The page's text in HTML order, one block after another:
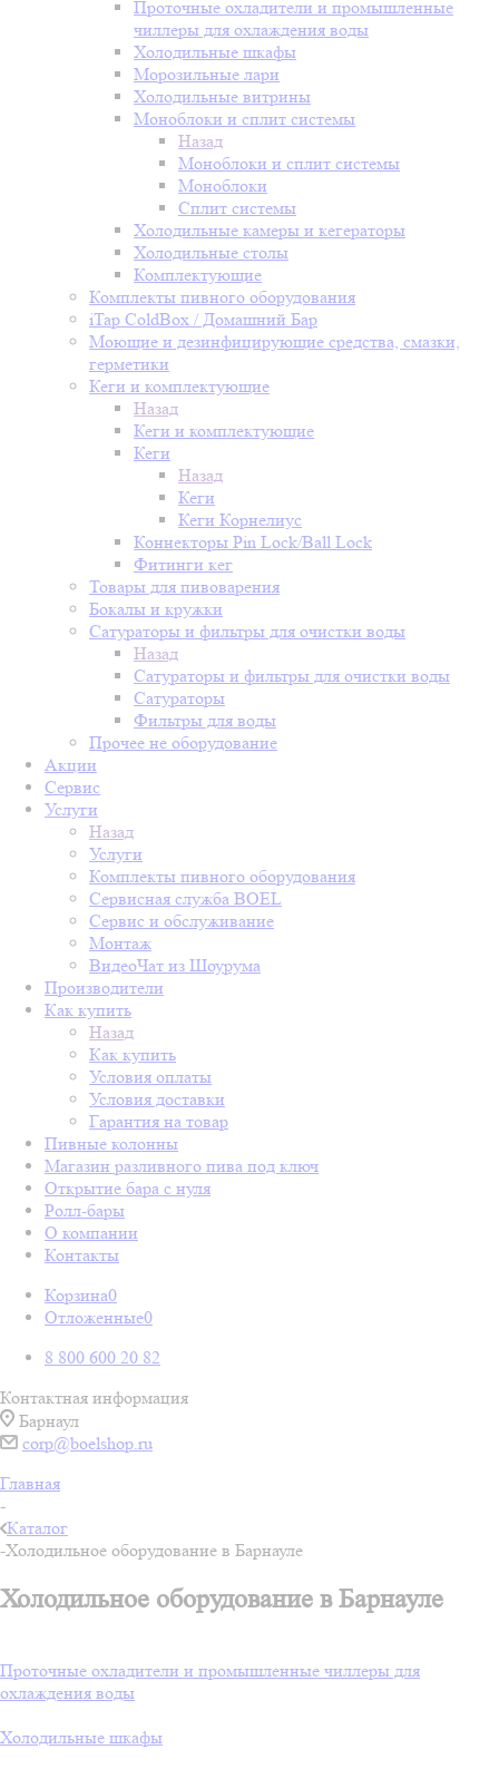
Проточные охладители и промышленные
чиллеры для охлаждения воды
Холодильные шкафы
Морозильные лари
Холодильные витрины
Моноблоки и сплит системы
Назад
Моноблоки и сплит системы
Моноблоки
Сплит системы
Холодильные камеры и кегераторы
Холодильные столы
Комплектующие
Комплекты пивного оборудования
iTap ColdBox / Домашний Бар
Моющие и дезинфицирующие средства, смазки,
герметики
Кеги и комплектующие
Назад
Кеги и комплектующие
Кеги
Назад
Кеги
Кеги Корнелиус
Коннекторы Pin Lock/Ball Lock
Фитинги кег
Товары для пивоварения
Бокалы и кружки
Сатураторы и фильтры для очистки воды
Назад
Сатураторы и фильтры для очистки воды
Сатураторы
Фильтры для воды
Прочее не оборудование
Акции
Сервис
Услуги
Назад
Услуги
Комплекты пивного оборудования
Сервисная служба BOEL
Сервис и обслуживание
Монтаж
ВидеоЧат из Шоурума
Производители
Как купить
Назад
Как купить
Условия оплаты
Условия доставки
Гарантия на товар
Пивные колонны
Магазин разливного пива под ключ
Открытие бара с нуля
Ролл-бары
О компании
Контакты
Корзина0
Отложенные0
8 800 600 20 82
Контактная информация
Барнаул
corp@boelshop.ru
Главная
-
Каталог
-Холодильное оборудование в Барнауле
Холодильное оборудование в Барнауле
Проточные охладители и промышленные чиллеры для
охлаждения воды
Холодильные шкафы